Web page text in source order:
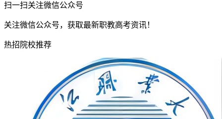
扫一扫关注微信公众号
关注微信公众号，获取最新职教高考资讯！
热招院校推荐